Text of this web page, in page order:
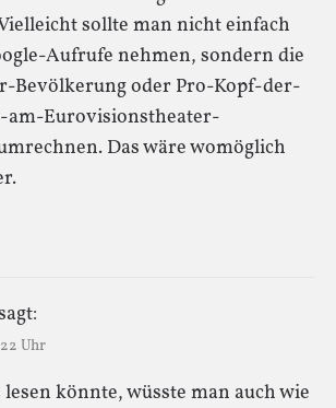
sollte man nicht einfach
Aufrufe nehmen, sondern die
Bevölkerung oder Pro-Kopf-der-
am-Eurovisionstheater-
Das wäre womöglich
Uhr
könnte, wüsste man auch wie